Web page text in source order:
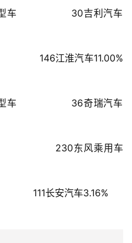
SUV                111长安汽车3.16%